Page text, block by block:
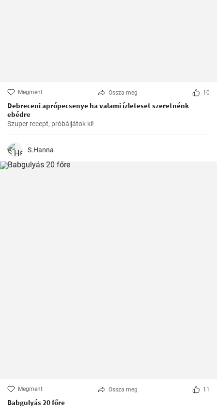
Megment Ossza meg 10
Debreceni aprópecsenye ha valami ízleteset szeretnénk
ebédre
Szuper recept, próbáljátok ki!
S.Hanna
Megment Ossza meg 11
Babgulyás 20 főre